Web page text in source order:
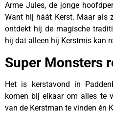
Arme Jules, de jonge
Want hij háát Kerst. Maar als
ontdekt hij de magische
hij dat alleen hij Kerstmis kan
Super Monsters
Het is kerstavond in
komen bij elkaar om alles te
van de Kerstman te vinden én